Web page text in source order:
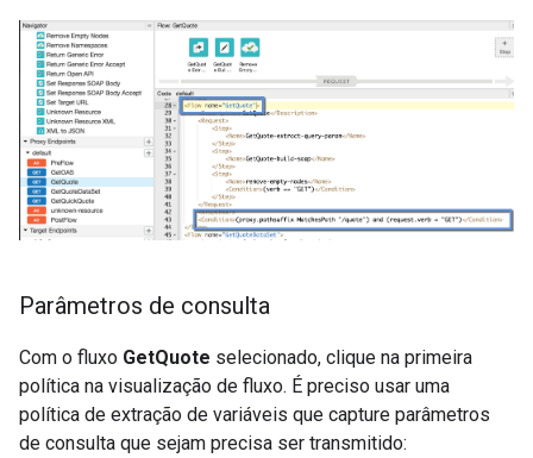
Parâmetros de consulta
Com o fluxo GetQuote selecionado, clique na primeira
política na visualização de fluxo. É preciso usar uma
política de extração de variáveis que capture parâmetros
de consulta que sejam precisa ser transmitido: